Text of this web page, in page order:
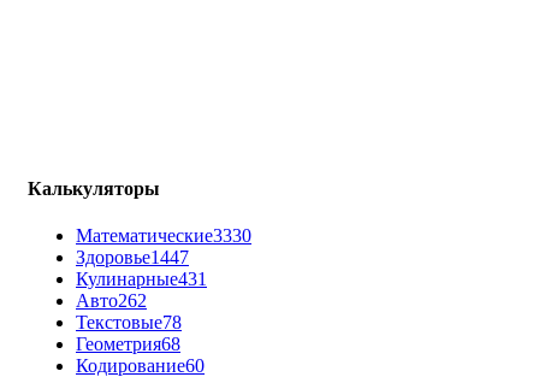
Калькуляторы
Математические3330
Здоровье1447
Кулинарные431
Авто262
Текстовые78
Геометрия68
Кодирование60